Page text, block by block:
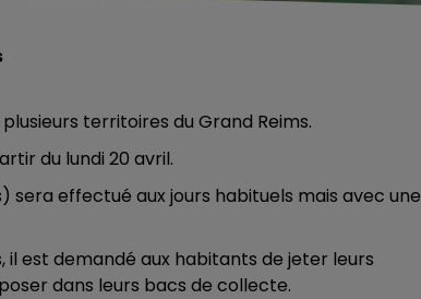
territoires du Grand Reims.
du lundi 20 avril.
effectué aux jours habituels mais avec une
est demandé aux habitants de jeter leurs
dans leurs bacs de collecte.